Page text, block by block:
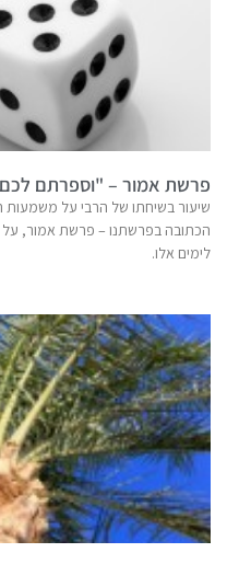
פרשת אמור – "וספרתם
שיעור בשיחתו של הרבי על
הכתובה בפרשתנו – פרשת אמור,
לימים אלו.